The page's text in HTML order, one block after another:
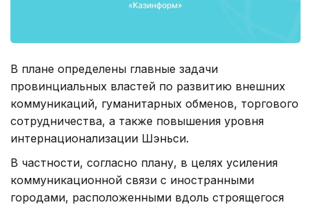
В плане определены главные задачи
провинциальных властей по развитию внешних
коммуникаций, гуманитарных обменов, торгового
сотрудничества, а также повышения уровня
интернационализации Шэньси.
В частности, согласно плану, в целях усиления
коммуникационной связи с иностранными
городами, расположенными вдоль строящегося